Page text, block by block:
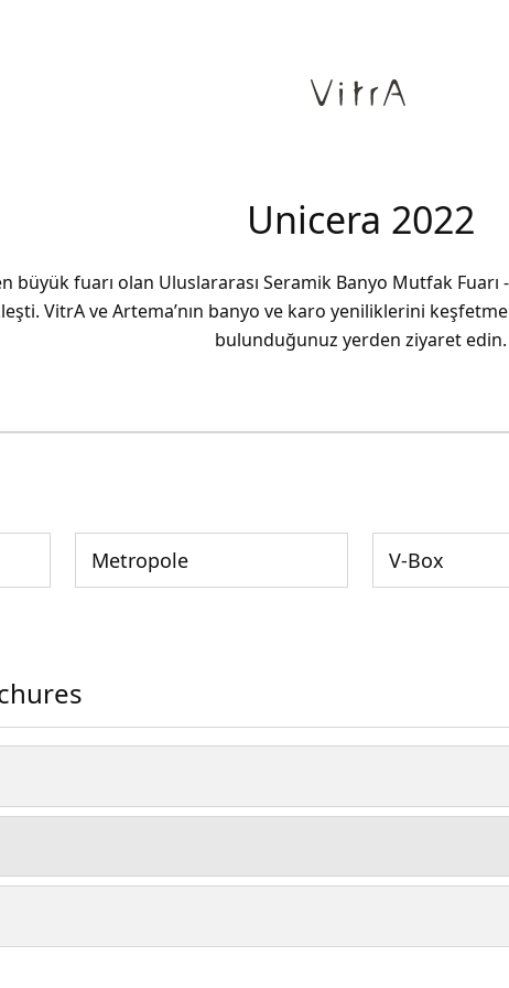
Unicera 2022
büyük fuarı olan Uluslararası Seramik Banyo Mutfak
VitrA ve Artema’nın banyo ve karo yeniliklerini
bulunduğunuz yerden ziyaret edin.
Metropole V-Box